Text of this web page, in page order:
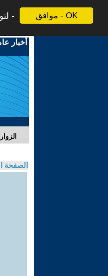
موافق - OK
أخبار
الزوار
الصفحة